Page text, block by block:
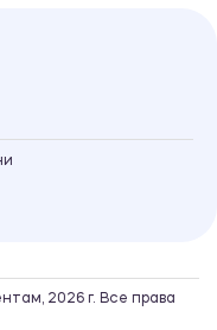
2026 г. Все права